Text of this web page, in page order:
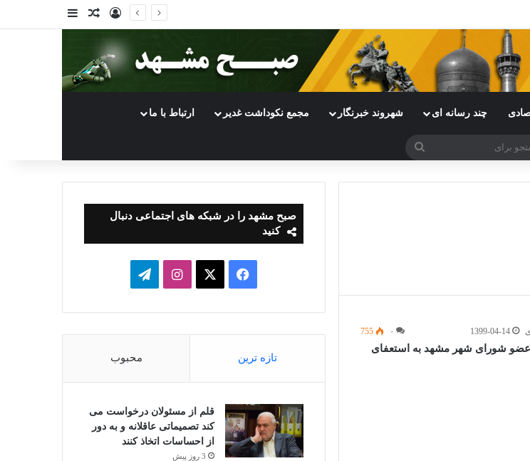
ورودنوشته تصادفی
سایدبار
چند رسانه ای شهروند خبرنگار مجمع نکوداشت غدیر ارتباط با ما
جستجو
1399-04-14 ۰ 755
شورای شهر مشهد به استعفای
صبح مشهد را در شبکه های اجتماعی دنبال
کنید
فیسبوک ایکساینستاگرامتلگرام
تازه ترین محبوب
قلم از مسئولان درخواست می
کند تصمیماتی عاقلانه و به دور
از احساسات اتخاذ کنند
3 روز پیش